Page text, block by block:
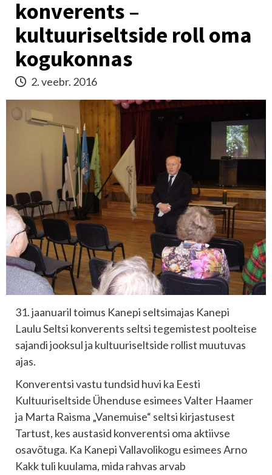
konverents –
kultuuriseltside roll oma
kogukonnas
2. veebr. 2016
31. jaanuaril toimus Kanepi seltsimajas Kanepi
Laulu Seltsi konverents seltsi tegemistest poolteise
sajandi jooksul ja kultuuriseltside rollist muutuvas
ajas.
Konverentsi vastu tundsid huvi ka Eesti
Kultuuriseltside Ühenduse esimees Valter Haamer
ja Marta Raisma „Vanemuise“ seltsi kirjastusest
Tartust, kes austasid konverentsi oma aktiivse
osavõtuga. Ka Kanepi Vallavolikogu esimees Arno
Kakk tuli kuulama, mida rahvas arvab